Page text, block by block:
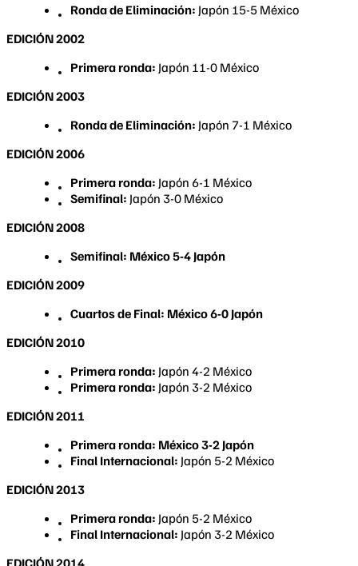
Ronda de Eliminación: Japón 15-5 México
EDICIÓN 2002
Primera ronda: Japón 11-0 México
EDICIÓN 2003
Ronda de Eliminación: Japón 7-1 México
EDICIÓN 2006
Primera ronda: Japón 6-1 México
Semifinal: Japón 3-0 México
EDICIÓN 2008
Semifinal: México 5-4 Japón
EDICIÓN 2009
Cuartos de Final: México 6-0 Japón
EDICIÓN 2010
Primera ronda: Japón 4-2 México
Primera ronda: Japón 3-2 México
EDICIÓN 2011
Primera ronda: México 3-2 Japón
Final Internacional: Japón 5-2 México
EDICIÓN 2013
Primera ronda: Japón 5-2 México
Final Internacional: Japón 3-2 México